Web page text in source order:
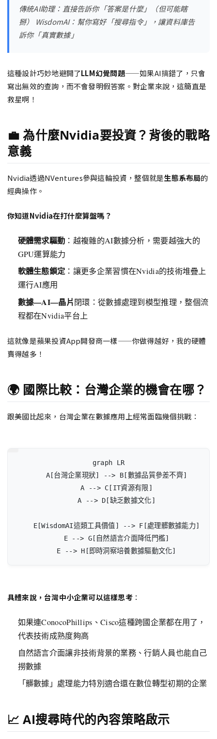
傳統AI助理：直接告訴你「答案是什麼」（但可能瞎
掰） WisdomAI：幫你寫好「搜尋指令」，讓資料庫告
訴你「真實數據」
這種設計巧妙地避開了LLM幻覺問題——如果AI搞錯了，只會
寫出無效的查詢，而不會發明假答案。對企業來說，這簡直是
救星啊！
💼 為什麼Nvidia要投資？背後的戰略
意義
Nvidia透過NVentures參與這輪投資，整個就是生態系布局的
經典操作。
你知道Nvidia在打什麼算盤嗎？
硬體需求驅動 ：越複雜的AI數據分析，需要越強大的
GPU運算能力
軟體生態鎖定：讓更多企業習慣在Nvidia的技術堆疊上
運行AI應用
數據—AI—晶片閉環：從數據處理到模型推理，整個流
程都在Nvidia平台上
這就像是蘋果投資App開發商一樣——你做得越好，我的硬體
賣得越多！
🌍 國際比較：台灣企業的機會在哪？
跟美國比起來，台灣企業在數據應用上經常面臨幾個挑戰：
graph LR
    A[台灣企業現狀] --> B[數據品質參差不齊]
    A --> C[IT資源有限]
    A --> D[缺乏數據文化]
    E[WisdomAI這類工具價值] --> F[處理髒數據能力]
    E --> G[自然語言介面降低門檻]
    E --> H[即時洞察培養數據驅動文化]
具體來說，台灣中小企業可以這樣思考：
如果連ConocoPhillips、Cisco這種跨國企業都在用了，
代表技術成熟度夠高
自然語言介面讓非技術背景的業務、行銷人員也能自己
撈數據
「髒數據」處理能力特別適合還在數位轉型初期的企業
📈 AI搜尋時代的內容策略啟示